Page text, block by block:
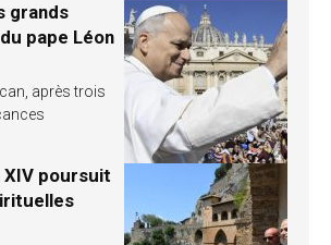
grands
pape Léon
après trois
XIV poursuit